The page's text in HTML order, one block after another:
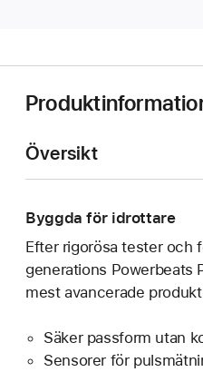
Översikt
Byggda för idrottare
Efter rigorösa tester och
generations Powerbeats
mest avancerade
Säker passform utan
Sensorer för